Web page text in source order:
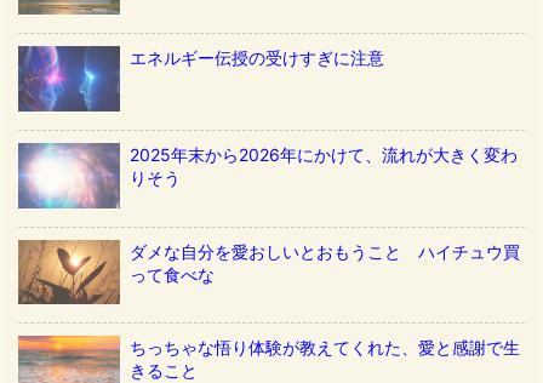
エネルギー伝授の受けすぎに注意
2025年末から2026年にかけて、流れが大きく変わ
りそう
ダメな自分を愛おしいとおもうこと ハイチュウ買
って食べな
ちっちゃな悟り体験が教えてくれた、愛と感謝で生
きること